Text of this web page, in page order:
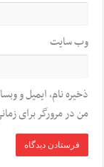
وب‌ سایت
ذخیره نام، ایمیل و
من در مرورگر برای